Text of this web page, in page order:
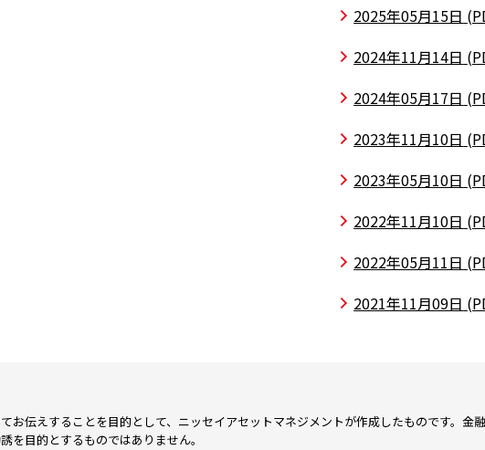
2025年05月15日
2024年11月14日
2024年05月17日
2023年11月10日
2023年05月10日
2022年11月10日
2022年05月11日
2021年11月09日
お伝えすることを目的として、ニッセイアセットマネジメントが作成したものです。金
を目的とするものではありません。